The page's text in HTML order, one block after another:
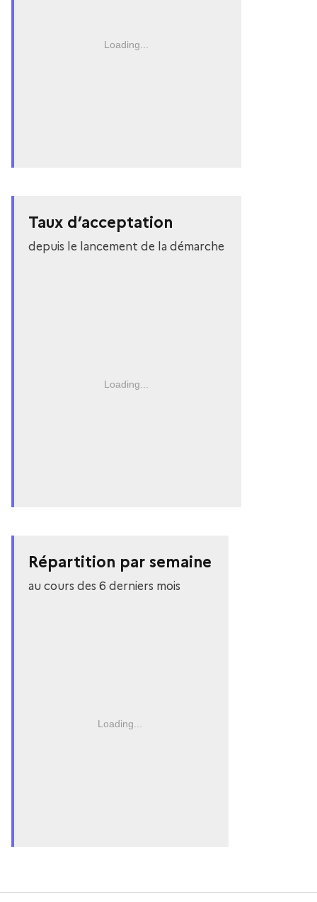
Loading...
Taux d’acceptation
depuis le lancement de la démarche
Loading...
Répartition par semaine
au cours des 6 derniers mois
Loading...